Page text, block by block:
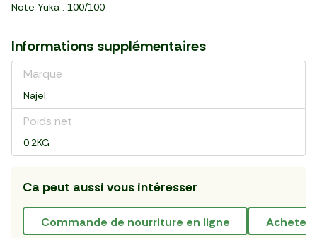
Note Yuka : 100/100
Informations supplémentaires
Marque
Najel
Poids net
0.2KG
Ca peut aussi vous intéresser
commande de nourriture en ligne acheter